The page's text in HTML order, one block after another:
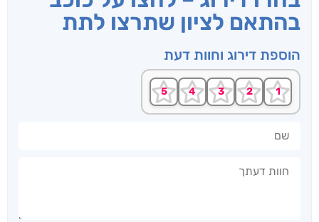
בהתאם לציון שתרצו לתת
הוספת דירוג וחוות דעת